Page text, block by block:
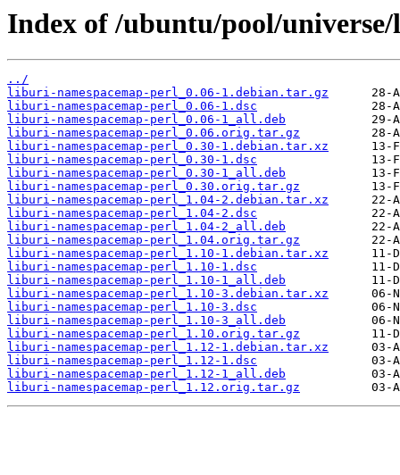
Index of /ubuntu/pool/
../
liburi-namespacemap-perl_0.06-1.debian.tar.gz
liburi-namespacemap-perl_0.06-1.dsc
liburi-namespacemap-perl_0.06-1_all.deb
liburi-namespacemap-perl_0.06.orig.tar.gz
liburi-namespacemap-perl_0.30-1.debian.tar.xz
liburi-namespacemap-perl_0.30-1.dsc
liburi-namespacemap-perl_0.30-1_all.deb
liburi-namespacemap-perl_0.30.orig.tar.gz
liburi-namespacemap-perl_1.04-2.debian.tar.xz
liburi-namespacemap-perl_1.04-2.dsc
liburi-namespacemap-perl_1.04-2_all.deb
liburi-namespacemap-perl_1.04.orig.tar.gz
liburi-namespacemap-perl_1.10-1.debian.tar.xz
liburi-namespacemap-perl_1.10-1.dsc
liburi-namespacemap-perl_1.10-1_all.deb
liburi-namespacemap-perl_1.10-3.debian.tar.xz
liburi-namespacemap-perl_1.10-3.dsc
liburi-namespacemap-perl_1.10-3_all.deb
liburi-namespacemap-perl_1.10.orig.tar.gz
liburi-namespacemap-perl_1.12-1.debian.tar.xz
liburi-namespacemap-perl_1.12-1.dsc
liburi-namespacemap-perl_1.12-1_all.deb
liburi-namespacemap-perl_1.12.orig.tar.gz